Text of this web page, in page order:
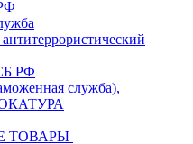
РФ
служба),
ТОВАРЫ